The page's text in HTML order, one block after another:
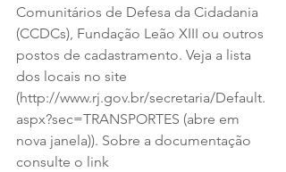
Comunitários de Defesa da Cidadania
(CCDCs), Fundação Leão XIII ou outros
postos de cadastramento. Veja a lista
dos locais no site
(http://www.rj.gov.br/secretaria/Default.
aspx?sec=TRANSPORTES (abre em
nova janela)). Sobre a documentação
consulte o link